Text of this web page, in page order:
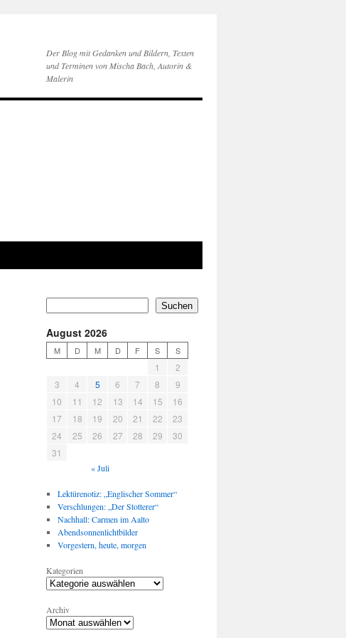
Der Blog mit Gedanken und Bildern, Texten
und Terminen von Mischa Bach, Autorin &
Malerin
Suchen
August 2026
M D M D F S S
1
2
3
4 5 6 7 8
9
10
11 12 13 14 15
16
17
18 19 20 21 22
23
24
25 26 27 28 29
30
31
« Juli
Lektürenotiz: „Englischer Sommer“
Verschlungen: „Der Stotterer“
Nachhall: Carmen im Aalto
Abendsonnenlichtbilder
Vorgestern, heute, morgen
Kategorien
Archiv